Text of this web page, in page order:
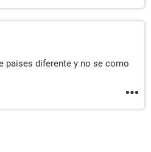
paises diferente y no se como